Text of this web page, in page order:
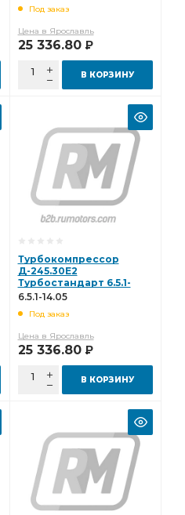
Под заказ
Цена в Ярославль
25 336.80 Р
В КОРЗИНУ
Турбокомпрессор
Д-245.30Е2
Турбостандарт 6.5.1-
14.05
6.5.1-14.05
Под заказ
Цена в Ярославль
25 336.80 Р
В КОРЗИНУ